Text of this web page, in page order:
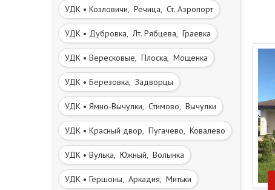
УДК • Козловичи, Речица, Ст. Аэропорт
УДК • Дубровка, Лт. Рябцева, Граевка
УДК • Вересковые, Плоска, Мощенка
УДК • Березовка, Задворцы
УДК • Ямно-Вычулки, Стимово, Вычулки
УДК • Красный двор, Пугачево, Ковалево
УДК • Вулька, Южный, Волынка
УДК • Гершоны, Аркадия, Митьки